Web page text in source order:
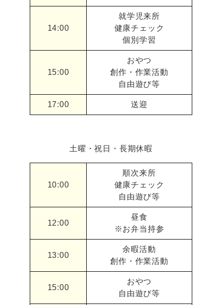
14:00
就学児来所
健康チェック
個別学習
15:00
おやつ
創作・作業活動
自由遊び等
17:00 送迎
土曜・祝日・長期休暇
10:00
順次来所
健康チェック
自由遊び等
12:00
昼食
※お弁当持参
13:00
余暇活動
創作・作業活動
15:00
おやつ
自由遊び等